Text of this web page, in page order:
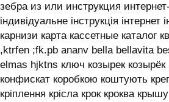
зебра из или инструкция интернет-
індивідуальне інструкція інтернет
карнизи карта кассетные каталог
,ktrfen ;fk.pb ananv bella bellavita
elmas hjktns ключ козырек козырёк
конфискат коробкою коштують
кріплення крісла крок кроква